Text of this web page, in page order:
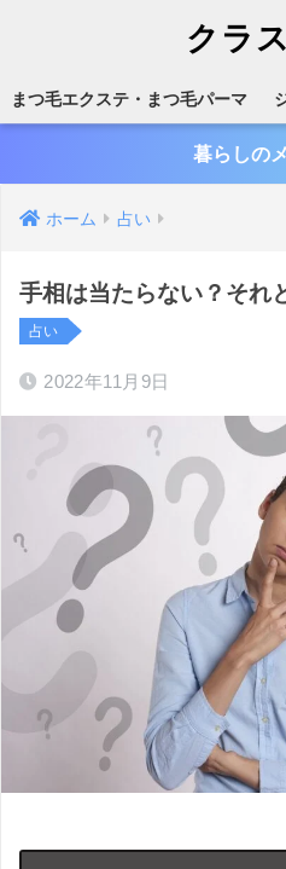
クラ
まつ毛エクステ・まつ毛パーマ
暮らしの
ホーム 占い
手相は当たらない？それ
占い
2022年11月9日